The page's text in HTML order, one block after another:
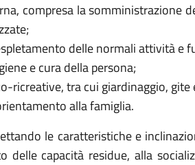
compresa la somministrazione
delle normali attività e
e cura della persona;
ricreative, tra cui giardinaggio,
alla famiglia.
le caratteristiche e
capacità residue, alla